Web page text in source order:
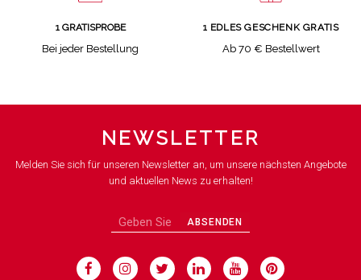
1 GRATISPROBE
Bei jeder Bestellung
1 EDLES GESCHENK GRATIS
Ab 70 € Bestellwert
NEWSLETTER
Melden Sie sich für unseren Newsletter an, um unsere nächsten Angebote
und aktuellen News zu erhalten!
ABSENDEN